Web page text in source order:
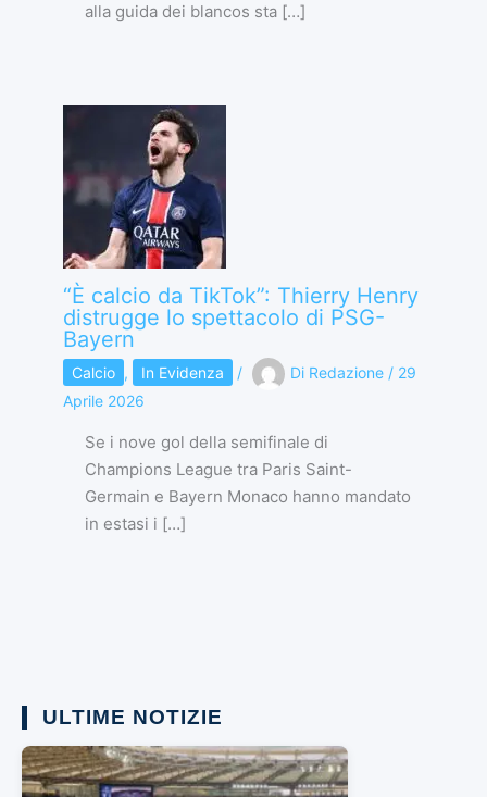
alla guida dei blancos sta […]
“È calcio da TikTok”: Thierry Henry
distrugge lo spettacolo di PSG-
Bayern
Calcio , In Evidenza / Di Redazione / 29
Aprile 2026
Se i nove gol della semifinale di
Champions League tra Paris Saint-
Germain e Bayern Monaco hanno mandato
in estasi i […]
ULTIME NOTIZIE